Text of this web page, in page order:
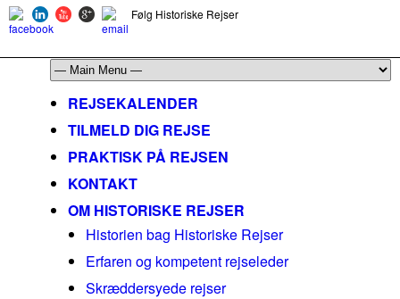
Følg Historiske Rejser
REJSEKALENDER
TILMELD DIG REJSE
PRAKTISK PÅ REJSEN
KONTAKT
OM HISTORISKE REJSER
Historien bag Historiske Rejser
Erfaren og kompetent rejseleder
Skræddersyede rejser